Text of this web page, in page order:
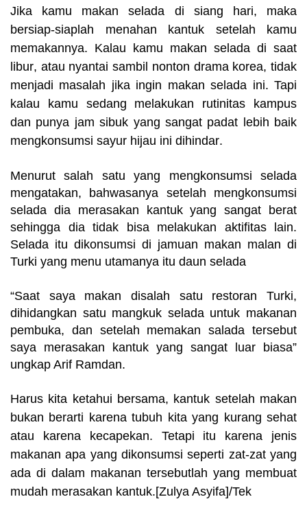
Jika kamu makan selada di siang hari, maka
bersiap-siaplah menahan kantuk setelah kamu
memakannya. Kalau kamu makan selada di saat
libur, atau nyantai sambil nonton drama korea, tidak
menjadi masalah jika ingin makan selada ini. Tapi
kalau kamu sedang melakukan rutinitas kampus
dan punya jam sibuk yang sangat padat lebih baik
mengkonsumsi sayur hijau ini dihindar.
Menurut salah satu yang mengkonsumsi selada
mengatakan, bahwasanya setelah mengkonsumsi
selada dia merasakan kantuk yang sangat berat
sehingga dia tidak bisa melakukan aktifitas lain.
Selada itu dikonsumsi di jamuan makan malan di
Turki yang menu utamanya itu daun selada
“Saat saya makan disalah satu restoran Turki,
dihidangkan satu mangkuk selada untuk makanan
pembuka, dan setelah memakan salada tersebut
saya merasakan kantuk yang sangat luar biasa”
ungkap Arif Ramdan.
Harus kita ketahui bersama, kantuk setelah makan
bukan berarti karena tubuh kita yang kurang sehat
atau karena kecapekan.
Tetapi itu karena jenis
makanan apa yang dikonsumsi seperti zat-zat yang
ada di dalam makanan tersebutlah yang membuat
mudah merasakan kantuk.[Zulya Asyifa]/Tek